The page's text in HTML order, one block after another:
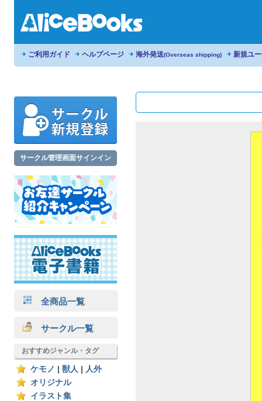
ご利用ガイド ヘルプページ 海外発送(Overseas shipping) 新規ユ
サークル管理画面サインイン
全商品一覧
サークル一覧
おすすめジャンル・タグ
ケモノ 獣人
人外
オリジナル
イラスト集